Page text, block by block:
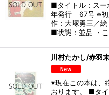
■タイトル：スー
年発行 67号 ※初
作：大塚勇三／絵
■状態：並品 ・
川村たかし/赤羽
※現在この本は、
おります。 ■タ